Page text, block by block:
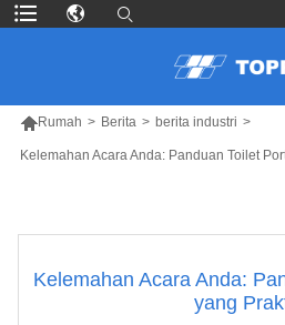
Rumah > Berita > berita industri >
Kelemahan Acara Anda: Panduan Toilet
Kelemahan Acara Anda:
yang